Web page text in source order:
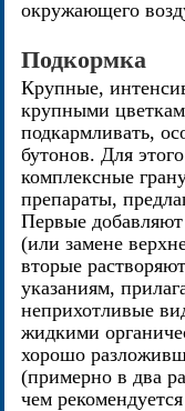
окружающего
Подкормка
Крупные,
крупными
подкармливать,
бутонов. Для
комплексные
препараты,
Первые
(или замене
вторые
указаниям,
неприхотливые
жидкими
хорошо
(примерно в два
чем